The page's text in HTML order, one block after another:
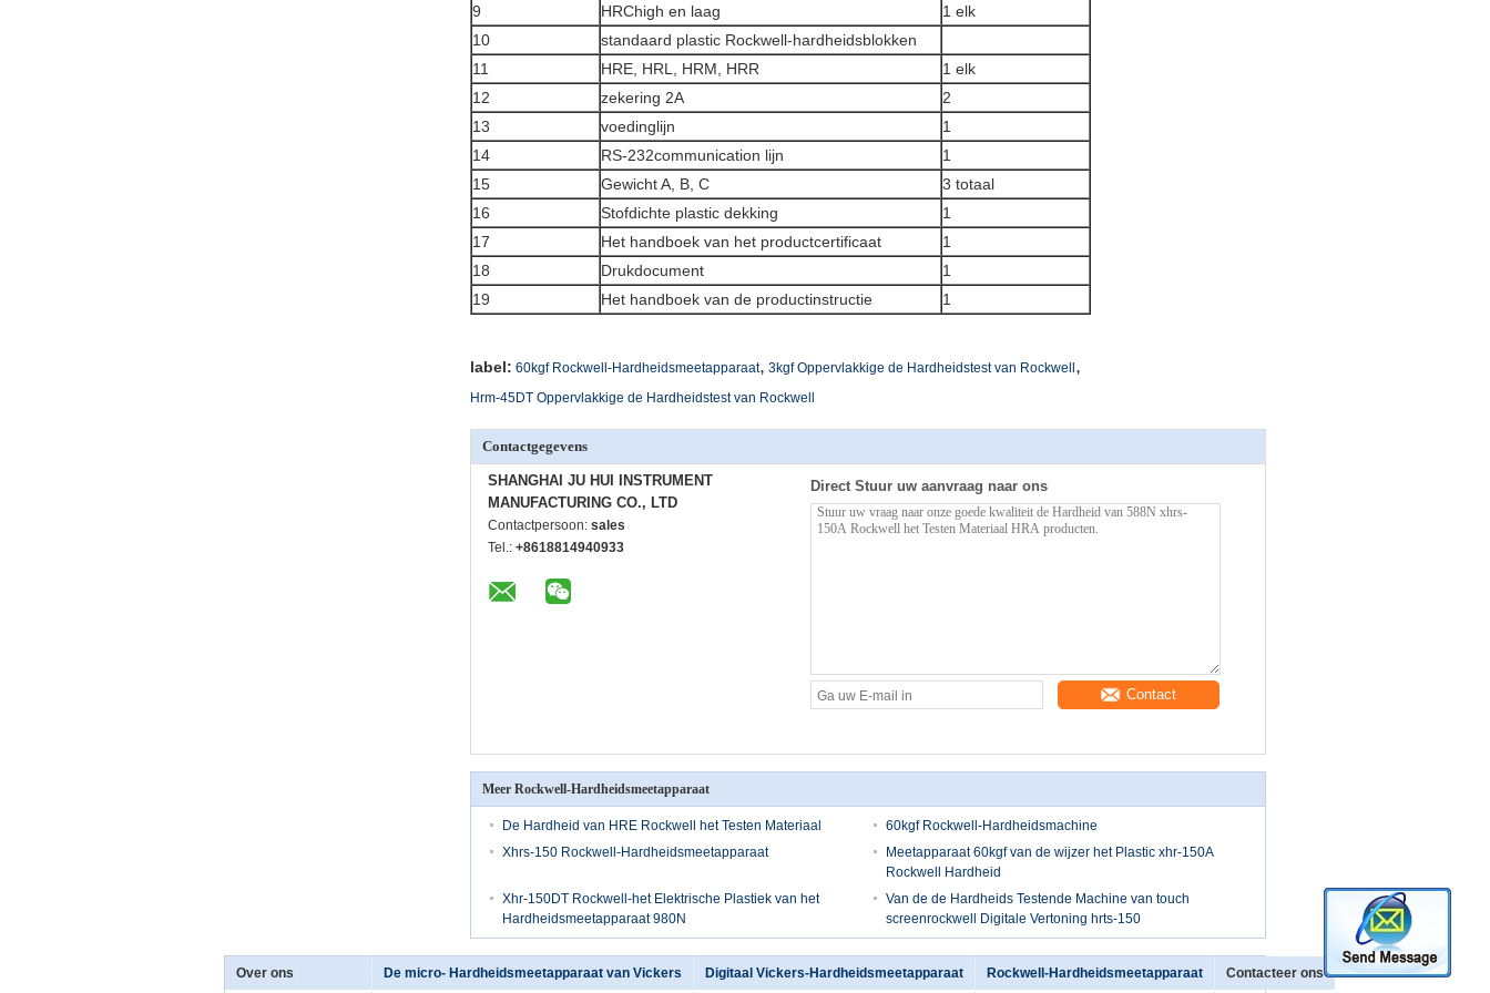
9
HRChigh en laag
1 elk
10
standaard plastic Rockwell-hardheidsblokken
11
HRE, HRL, HRM, HRR
1 elk
12
zekering 2A
2
13
voedinglijn
1
14
RS-232communication lijn
1
15
Gewicht A, B, C
3 totaal
16
Stofdichte plastic dekking
1
17
Het handboek van het productcertificaat
1
18
Drukdocument
1
19
Het handboek van de productinstructie 1
label: 60kgf Rockwell-Hardheidsmeetapparaat, 3kgf Oppervlakkige de Hardheidstest van Rockwell ,
Hrm-45DT Oppervlakkige de Hardheidstest van Rockwell
Contactgegevens
SHANGHAI JU HUI INSTRUMENT
MANUFACTURING CO., LTD
Contactpersoon: sales
Tel.: +8618814940933
Direct Stuur uw aanvraag naar ons
Contact
Meer Rockwell-Hardheidsmeetapparaat
De Hardheid van HRE Rockwell het Testen Materiaal
60kgf Rockwell-Hardheidsmachine
Xhrs-150 Rockwell-Hardheidsmeetapparaat
Meetapparaat 60kgf van de wijzer het Plastic xhr-150A
Rockwell Hardheid
Xhr-150DT Rockwell-het Elektrische Plastiek van het
Hardheidsmeetapparaat 980N
Van de de Hardheids Testende Machine van touch
screenrockwell Digitale Vertoning hrts-150
Over ons De micro- Hardheidsmeetapparaat van Vickers Digitaal Vickers-Hardheidsmeetapparaat Rockwell-Hardheidsmeetapparaat Contacteer ons